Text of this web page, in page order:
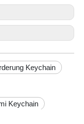
Keychain
Keychain